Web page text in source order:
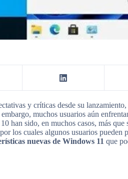
y críticas desde su
muchos usuarios aún
han sido, en muchos casos, más
los cuales algunos usuarios pueden
nuevas de Windows 11 que